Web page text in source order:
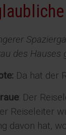
des Hauses
Da hat der
: Der
Reiseleiter
davon hat,